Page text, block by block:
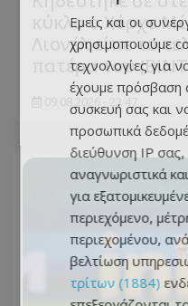
κύκλο ο Χόρχε
Λιονέλ είπε το
πατέρα του
09.08.2026 - 23:47
Εμείς και οι
χρησιμοποιούμε
τεχνολογίες για
έχουμε πρόσβαση
συσκευή σας και
προσωπικά
διεύθυνση IP
αναγνωριστικά
για
περιεχόμενο,
περιεχομένου,
βελτίωση
τρίτων (1884)